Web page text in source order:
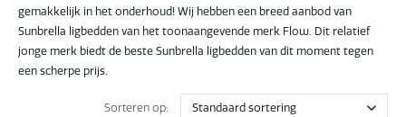
gemakkelijk in het onderhoud! Wij hebben een breed aanbod van
Sunbrella ligbedden van het toonaangevende merk Flow. Dit relatief
jonge merk biedt de beste Sunbrella ligbedden van dit moment tegen
een scherpe prijs.
Sorteren op: